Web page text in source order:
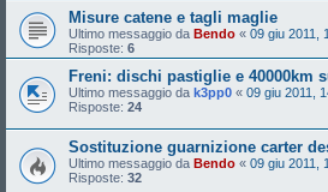
Misure catene e tagli maglie
Ultimo messaggio da Bendo « 09 giu 2011,
Risposte: 6
Freni: dischi pastiglie e 40000km
Ultimo messaggio da k3pp0 « 09 giu 2011,
Risposte: 24
Sostituzione guarnizione carter
Ultimo messaggio da Bendo « 09 giu 2011,
Risposte: 32